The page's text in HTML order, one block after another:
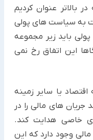
بالاتر عنوان کردیم
به سیاست های پولی
باید زیر مجموعه
این اتفاق رخ نمی
یا سایر زمینه
جریان های مالی را در
خاصی هدایت کند.
وجود دارد که این